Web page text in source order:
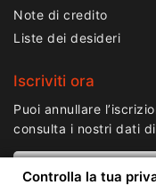
Note di credito
Liste dei desideri
Iscriviti ora
Puoi annullare
consulta i nostri dati
Controlla la tua